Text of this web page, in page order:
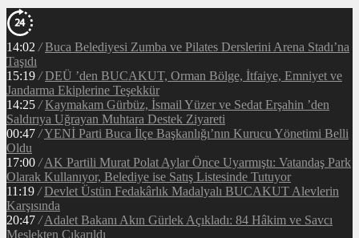
14:02 / Buca Belediyesi Zumba ve Pilates Derslerini Arena Stadı’na
Taşıdı
15:19 / DEÜ ’den BUCAKUT, Orman Bölge, İtfaiye, Emniyet ve
Jandarma Ekiplerine Teşekkür
14:25 / Kaymakam Gürbüz, İsmail Yüzer ve Sedat Erşahin ’den
Saldırıya Uğrayan Muhtara Destek Ziyareti
00:47 /YENİ Parti Buca İlçe Başkanlığı’nın Kurucu Yönetimi Belli
Oldu
17:00 / AK Partili Murat Polat Aylar Önce Uyarmıştı: Vatandaş Park
Olarak Kullanıyor, Belediye ise Satış Listesinde Tutuyor
11:19 / Devlet Üstün Fedakârlık Madalyalı BUCAKUT Alevlerin
Karşısında
20:47 / Adalet Bakanı Akın Gürlek Açıkladı: 84 Hâkim ve Savcı
Meslekten Çıkarıldı